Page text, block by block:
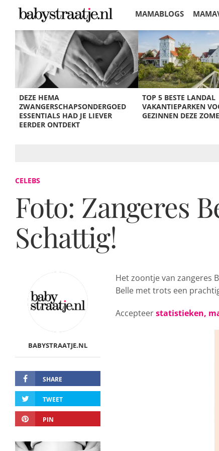
MAMABLOGS
KORTINGEN
DEZE HEMA
ZWANGERSCHAPSONDERGOED
ESSENTIALS HAD JE LIEVER
EERDER ONTDEKT
TOP 5 BESTE LANDAL
VAKANTIEPARKEN
GEZINNEN DEZE
CELEBS
Foto: Zangeres
Schattig!
BABYSTRAATJE.NL
SHARE
TWEET
PIN
Het zoontje van zangeres
Belle met trots een
Accepteerstatistieken,